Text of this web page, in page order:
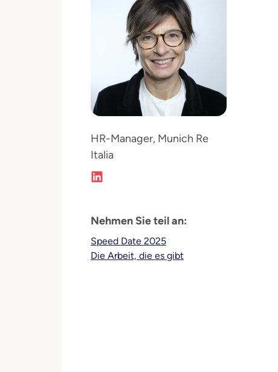
HR-Manager, Munich Re
Italia
Nehmen Sie teil an:
Speed Date 2025
Die Arbeit, die es gibt